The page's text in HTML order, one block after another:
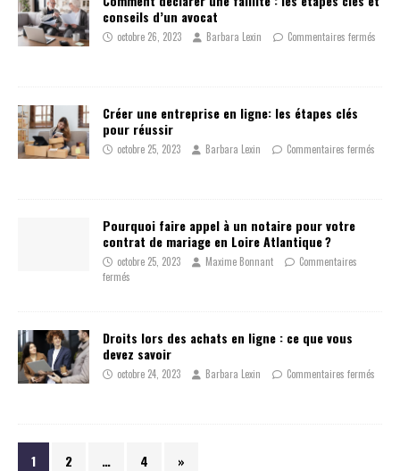
conseils d’un avocat
octobre 26, 2023 Barbara Lexin Commentaires fermés
Créer une entreprise en ligne: les étapes clés
pour réussir
octobre 25, 2023 Barbara Lexin Commentaires fermés
Pourquoi faire appel à un notaire pour votre
contrat de mariage en Loire Atlantique ?
octobre 25, 2023 Maxime Bonnant
Commentaires
fermés
Droits lors des achats en ligne : ce que vous
devez savoir
octobre 24, 2023 Barbara Lexin Commentaires fermés
1 2 … 4 »